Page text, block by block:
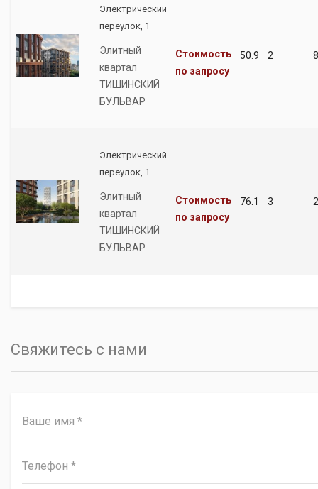
Электрический
переулок, 1
Элитный
квартал
ТИШИНСКИЙ
БУЛЬВАР
Стоимость
по запросу
50.9 2 8
Электрический
переулок, 1
Элитный
квартал
ТИШИНСКИЙ
БУЛЬВАР
Стоимость
по запросу
76.1 3 2
Свяжитесь с нами